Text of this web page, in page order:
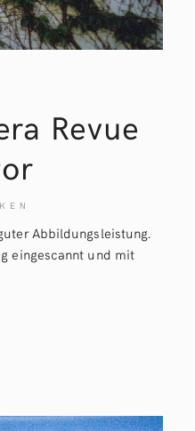
Revue
Abbildungsleistung.
eingescannt und mit